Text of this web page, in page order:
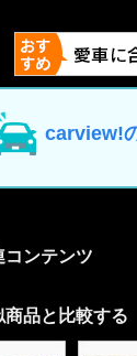
carview!
コンテンツ
商品と比較する